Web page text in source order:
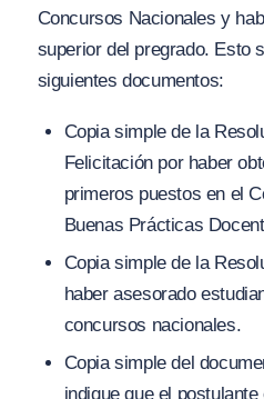
Concursos Nacionales y
superior del pregrado. Esto
siguientes documentos:
Copia simple de la
Felicitación por haber
primeros puestos en el
Buenas Prácticas
Copia simple de la
haber asesorado
concursos nacionales.
Copia simple del
indique que el